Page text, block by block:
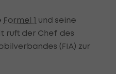
Formel 1 und seine
ruft der Chef des
(FIA) zur